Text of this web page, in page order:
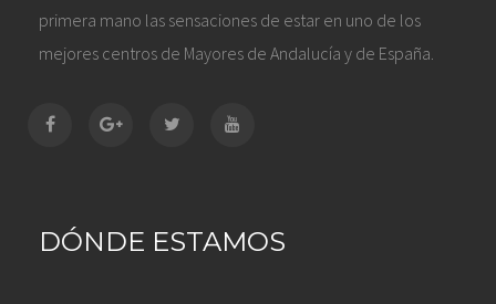
primera mano las sensaciones de estar en uno de los
mejores centros de Mayores de Andalucía y de España.
DÓNDE ESTAMOS